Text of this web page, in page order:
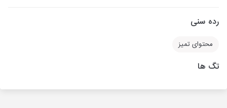
رده سنی
محتوای تمیز
تگ ها